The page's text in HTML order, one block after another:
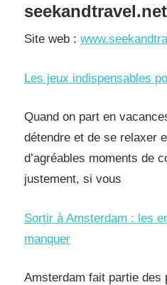
seekandtravel.net
Site web :
Les jeux indispensables
Quand on part en
détendre et de se relaxer
d’agréables moments de
justement, si vous
Sortir à Amsterdam : les
manquer
Amsterdam fait partie des